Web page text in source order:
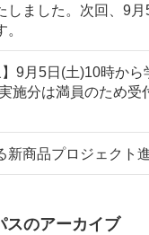
しました。次回、9
】9月5日(土)10時か
施分は満員のため受
新商品プロジェクト
スのアーカイブ